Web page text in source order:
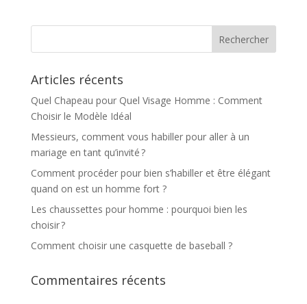
Articles récents
Quel Chapeau pour Quel Visage Homme : Comment
Choisir le Modèle Idéal
Messieurs, comment vous habiller pour aller à un
mariage en tant qu’invité ?
Comment procéder pour bien s’habiller et être élégant
quand on est un homme fort ?
Les chaussettes pour homme : pourquoi bien les
choisir ?
Comment choisir une casquette de baseball ?
Commentaires récents